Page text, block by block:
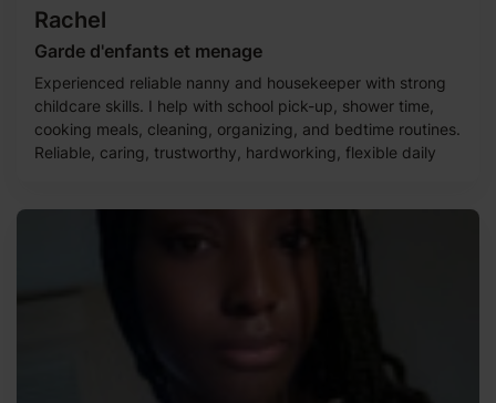
Rachel
Garde d'enfants et menage
Experienced reliable nanny and housekeeper with strong
childcare skills. I help with school pick-up, shower time,
cooking meals, cleaning, organizing, and bedtime routines.
Reliable, caring, trustworthy, hardworking, flexible daily